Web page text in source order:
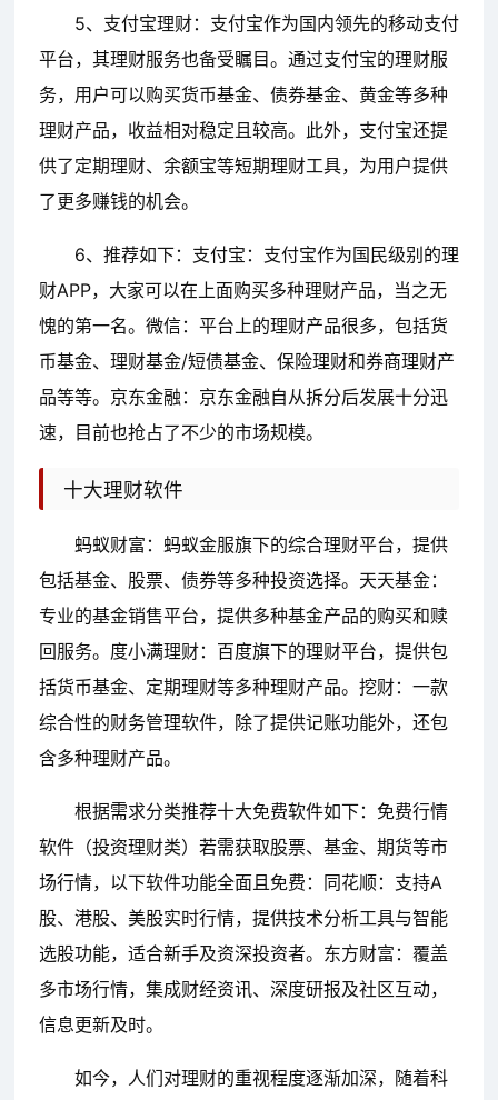
5、支付宝理财：支付宝作为国内领先的移动支付
平台，其理财服务也备受瞩目。通过支付宝的理财服
务，用户可以购买货币基金、债券基金、黄金等多种
理财产品，收益相对稳定且较高。此外，支付宝还提
供了定期理财、余额宝等短期理财工具，为用户提供
了更多赚钱的机会。
6、推荐如下：支付宝：支付宝作为国民级别的理
财APP，大家可以在上面购买多种理财产品，当之无
愧的第一名。微信：平台上的理财产品很多，包括货
币基金、理财基金/短债基金、保险理财和券商理财产
品等等。京东金融：京东金融自从拆分后发展十分迅
速，目前也抢占了不少的市场规模。
十大理财软件
蚂蚁财富：蚂蚁金服旗下的综合理财平台，提供
包括基金、股票、债券等多种投资选择。天天基金：
专业的基金销售平台，提供多种基金产品的购买和赎
回服务。度小满理财：百度旗下的理财平台，提供包
括货币基金、定期理财等多种理财产品。挖财：一款
综合性的财务管理软件，除了提供记账功能外，还包
含多种理财产品。
根据需求分类推荐十大免费软件如下：免费行情
软件（投资理财类）若需获取股票、基金、期货等市
场行情，以下软件功能全面且免费：同花顺：支持A
股、港股、美股实时行情，提供技术分析工具与智能
选股功能，适合新手及资深投资者。东方财富：覆盖
多市场行情，集成财经资讯、深度研报及社区互动，
信息更新及时。
如今，人们对理财的重视程度逐渐加深，随着科